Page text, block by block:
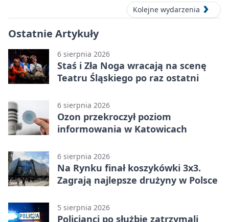
Kolejne wydarzenia
Ostatnie Artykuły
6 sierpnia 2026
Staś i Zła Noga wracają na scenę
Teatru Śląskiego po raz ostatni
6 sierpnia 2026
Ozon przekroczył poziom
informowania w Katowicach
6 sierpnia 2026
Na Rynku finał koszykówki 3x3.
Zagrają najlepsze drużyny w Polsce
5 sierpnia 2026
Policjanci po służbie zatrzymali